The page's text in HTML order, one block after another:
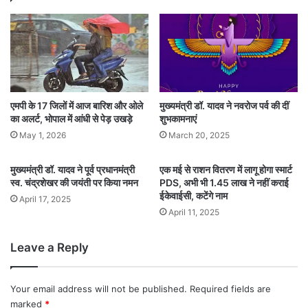
एमपी के 17 जिलों में आज बारिश और ओले
का अलर्ट, भोपाल में आंधी से पेड़ उखड़े
May 1, 2026
मुख्यमंत्री डॉ. यादव ने नवरोज पर्व की दीं
शुभकामनाएं
March 20, 2025
मुख्यमंत्री डॉ. यादव ने पूर्व प्रधानमंत्री
स्व. चंद्रशेखर की जयंती पर किया नमन
April 17, 2025
एक मई से राशन वितरण में लागू होगा स्मार्ट
PDS, अभी भी 1.45 लाख ने नहीं कराई
ईकेवाईसी, कटेंगे नाम
April 11, 2025
Leave a Reply
Your email address will not be published. Required fields are
marked *